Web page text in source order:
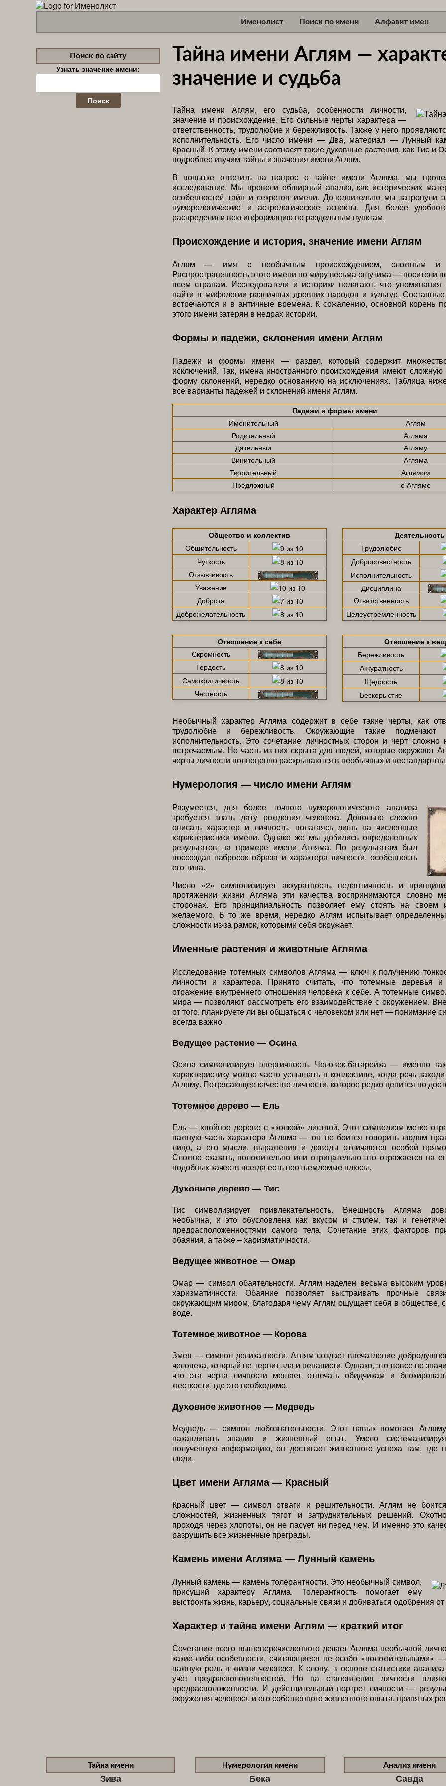
Именолист Поиск по имени Алфавит имен
Поиск по сайту
Узнать значение имени:
Найти:
Тайна имени Аглям —
значение и судьба
Тайна имени Аглям, его судьба, особенности личности,
значение и происхождение. Его сильные черты характера —
ответственность, трудолюбие и бережливость. Также у него
исполнительность. Его число имени — Два, материал — Лунный
Красный. К этому имени соотносят такие духовные растения, как Тис и
подробнее изучим тайны и значения имени Аглям.
В попытке ответить на вопрос о тайне имени Агляма, мы
исследование. Мы провели обширный анализ, как исторических
особенностей тайн и секретов имени. Дополнительно мы затронули
нумерологические и астрологические аспекты. Для более
распределили всю информацию по раздельным пунктам.
Происхождение и история, значение имени Аглям
Аглям — имя с необычным происхождением, сложным и
Распространенность этого имени по миру весьма ощутима — носители
всем странам. Исследователи и историки полагают, что
найти в мифологии различных древних народов и культур. Составные
встречаются и в античные времена. К сожалению, основной корень
этого имени затерян в недрах истории.
Формы и падежи, склонения имени Аглям
Падежи и формы имени — раздел, который содержит
исключений. Так, имена иностранного происхождения имеют сложную
форму склонений, нередко основанную на исключениях. Таблица
все варианты падежей и склонений имени Аглям.
Падежи и формы имени
Именительный
Аглям
Родительный
Агляма
Дательный
Агляму
Винительный
Агляма
Творительный
Аглямом
Предложный
о Агляме
Характер Агляма
Общество и коллектив
Общительность
Чуткость
Отзывчивость
Уважение
Доброта
Доброжелательность
Деятельность
Трудолюбие
Добросовестность
Исполнительность
Дисциплина
Ответственность
Целеустремленность
Отношение к себе
Скромность
Гордость
Самокритичность
Честность
Отношение к
Бережливость
Аккуратность
Щедрость
Бескорыстие
Необычный характер Агляма содержит в себе такие черты, как
трудолюбие и бережливость. Окружающие такие подмечают
исполнительность. Это сочетание личностных сторон и черт сложно
встречаемым. Но часть из них скрыта для людей, которые окружают
черты личности полноценно раскрываются в необычных и
Нумерология — число имени Аглям
Разумеется, для более точного нумерологического анализа
требуется знать дату рождения человека. Довольно сложно
описать характер и личность, полагаясь лишь на численные
характеристики имени. Однако же мы добились определенных
результатов на примере имени Агляма. По результатам был
воссоздан набросок образа и характера личности, особенность
его типа.
Число «2» символизирует аккуратность, педантичность и
протяжении жизни Агляма эти качества воспринимаются словно
сторонах. Его принципиальность позволяет ему стоять на своем
желаемого. В то же время, нередко Аглям испытывает
сложности из-за рамок, которыми себя окружает.
Именные растения и животные Агляма
Исследование тотемных символов Агляма — ключ к получению
личности и характера. Принято считать, что тотемные деревья
отражение внутреннего отношения человека к себе. А тотемные
мира — позволяют рассмотреть его взаимодействие с окружением.
от того, планируете ли вы общаться с человеком или нет — понимание
всегда важно.
Ведущее растение — Осина
Осина символизирует энергичность. Человек-батарейка — именно
характеристику можно часто услышать в коллективе, когда речь
Агляму. Потрясающее качество личности, которое редко ценится по
Тотемное дерево — Ель
Ель — хвойное дерево с «колкой» листвой. Этот символизм метко
важную часть характера Агляма — он не боится говорить людям
лицо, а его мысли, выражения и доводы отличаются особой
Сложно сказать, положительно или отрицательно это отражается на
подобных качеств всегда есть неотъемлемые плюсы.
Духовное дерево — Тис
Тис символизирует привлекательность. Внешность Агляма
необычна, и это обусловлена как вкусом и стилем, так и
предрасположенностями самого тела. Сочетание этих факторов
обаяния, а также – харизматичности.
Ведущее животное — Омар
Омар — символ обаятельности. Аглям наделен весьма высоким
харизматичности. Обаяние позволяет выстраивать прочные
окружающим миром, благодаря чему Аглям ощущает себя в обществе,
воде.
Тотемное животное — Корова
Змея — символ деликатности. Аглям создает впечатление
человека, который не терпит зла и ненависти. Однако, это вовсе не
что эта черта личности мешает отвечать обидчикам и
жесткости, где это необходимо.
Духовное животное — Медведь
Медведь — символ любознательности. Этот навык помогает Агляму
накапливать знания и жизненный опыт. Умело систематизируя
полученную информацию, он достигает жизненного успеха там, где
люди.
Цвет имени Агляма — Красный
Красный цвет — символ отваги и решительности. Аглям не боится
сложностей, жизненных тягот и затруднительных решений. Охотно
проходя через хлопоты, он не пасует ни перед чем. И именно это
разрушить все жизненные преграды.
Камень имени Агляма — Лунный камень
Лунный камень — камень толерантности. Это необычный символ,
присущий характеру Агляма. Толерантность помогает ему
выстроить жизнь, карьеру, социальные связи и добиваться одобрения
Характер и тайна имени Аглям — краткий итог
Сочетание всего вышеперечисленного делает Агляма необычной
какие-либо особенности, считающиеся не особо «положительными» —
важную роль в жизни человека. К слову, в основе статистики
учет предрасположенностей. Но на становления личности
предрасположенности. И действительный портрет личности —
окружения человека, и его собственного жизненного опыта, принятых
Тайна имени
Зива
Нумерология имени
Бека
Анализ имени
Савда